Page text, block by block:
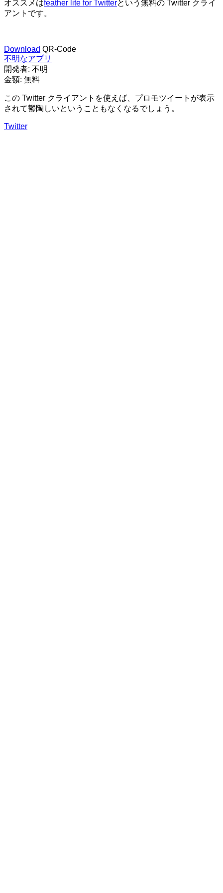
オススメはfeather lite for Twitterという無料の Twitter クライ
アントです。
Download QR-Code
不明なアプリ
開発者: 不明
金額: 無料
この Twitter クライアントを使えば、プロモツイートが表示
されて鬱陶しいということもなくなるでしょう。
Twitter